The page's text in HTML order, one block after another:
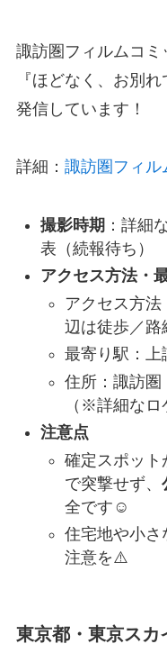
諏訪圏フィルムコ
『ほどなく、お別
発信しています！
詳細： 諏訪圏フィル
撮影時期 ：詳細
表（続報待ち）
アクセス方法・
アクセス方
辺は徒歩／路
最寄り駅：上
住所：諏訪圏
（※詳細なロ
注意点
確定スポット
で突撃せず、
全です☺️
住宅地や小さ
注意を⚠️
東京都・東京ス